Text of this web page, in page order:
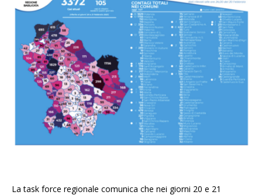
La task force regionale comunica che nei giorni 20 e 21